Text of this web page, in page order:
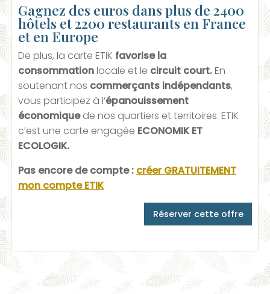
Gagnez des euros dans plus de 2400
hôtels et 2200 restaurants en France
et en Europe
De plus, la carte ETIK favorise la
consommationlocale et le circuit court.En
soutenant nos commerçants indépendants,
vous participez à l’épanouissement
économiquede nos quartiers et territoires. ETIK
c’est une carte engagée ECONOMIK ET
ECOLOGIK.
Pas encore de compte : créer GRATUITEMENT
mon compte ETIK
Réserver cette offre